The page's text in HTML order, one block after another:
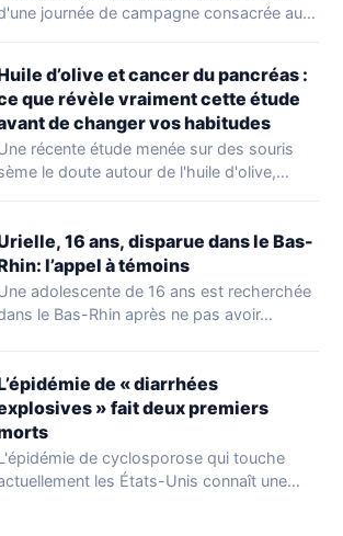
journée de campagne consacrée aux
d’olive et cancer du pancréas :
que révèle vraiment cette étude
de changer vos habitudes
récente étude menée sur des souris
le doute autour de l'huile d'olive,…
16 ans, disparue dans le Bas-
l’appel à témoins
adolescente de 16 ans est recherchée
le Bas-Rhin après ne pas avoir…
de « diarrhées
» fait deux premiers
de cyclosporose qui touche
les États-Unis connaît une